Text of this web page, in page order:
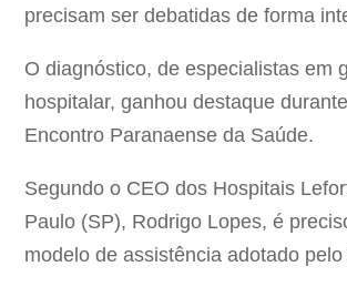
precisam ser debatidas de forma
O diagnóstico, de especialistas em
hospitalar, ganhou destaque
Encontro Paranaense da Saúde.
Segundo o CEO dos Hospitais
Paulo (SP), Rodrigo Lopes, é
modelo de assistência adotado pelo